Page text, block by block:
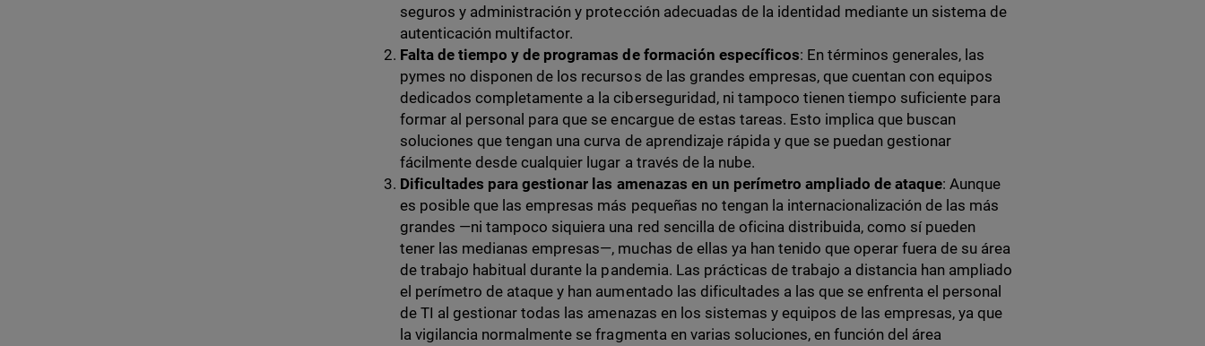
seguros y administración y protección adecuadas de la identidad mediante un sistema de
autenticación multifactor.
Falta de tiempo y de programas de formación específicos: En términos generales, las
pymes no disponen de los recursos de las grandes empresas, que cuentan con equipos
dedicados completamente a la ciberseguridad, ni tampoco tienen tiempo suficiente para
formar al personal para que se encargue de estas tareas. Esto implica que buscan
soluciones que tengan una curva de aprendizaje rápida y que se puedan gestionar
fácilmente desde cualquier lugar a través de la nube.
Dificultades para gestionar las amenazas en un perímetro ampliado de ataque: Aunque
es posible que las empresas más pequeñas no tengan la internacionalización de las más
grandes —ni tampoco siquiera una red sencilla de oficina distribuida, como sí pueden
tener las medianas empresas—, muchas de ellas ya han tenido que operar fuera de su área
de trabajo habitual durante la pandemia. Las prácticas de trabajo a distancia han ampliado
el perímetro de ataque y han aumentado las dificultades a las que se enfrenta el personal
de TI al gestionar todas las amenazas en los sistemas y equipos de las empresas, ya que
la vigilancia normalmente se fragmenta en varias soluciones, en función del área